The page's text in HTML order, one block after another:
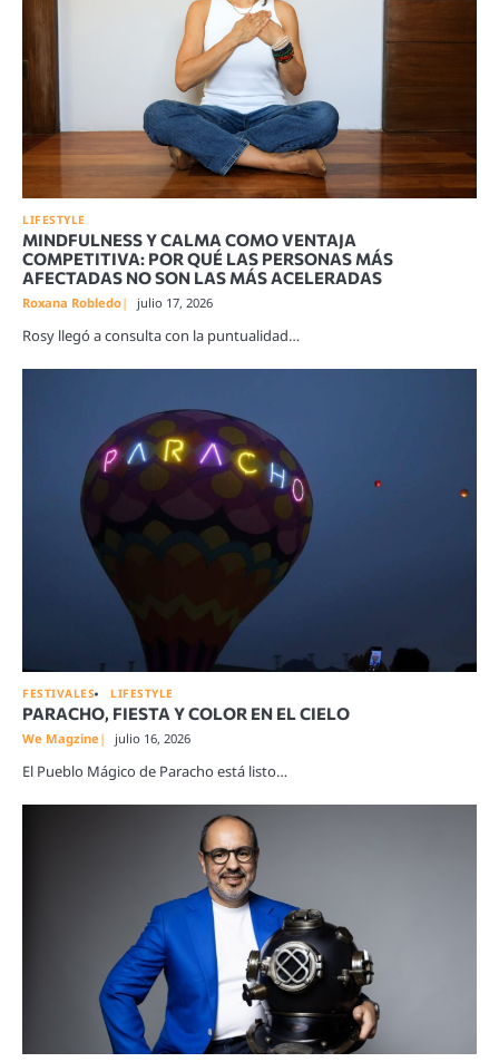
LIFESTYLE
MINDFULNESS Y CALMA COMO VENTAJA
COMPETITIVA: POR QUÉ LAS PERSONAS MÁS
AFECTADAS NO SON LAS MÁS ACELERADAS
Roxana Robledo julio 17, 2026
Rosy llegó a consulta con la puntualidad…
FESTIVALES LIFESTYLE
PARACHO, FIESTA Y COLOR EN EL CIELO
We Magzine julio 16, 2026
El Pueblo Mágico de Paracho está listo…